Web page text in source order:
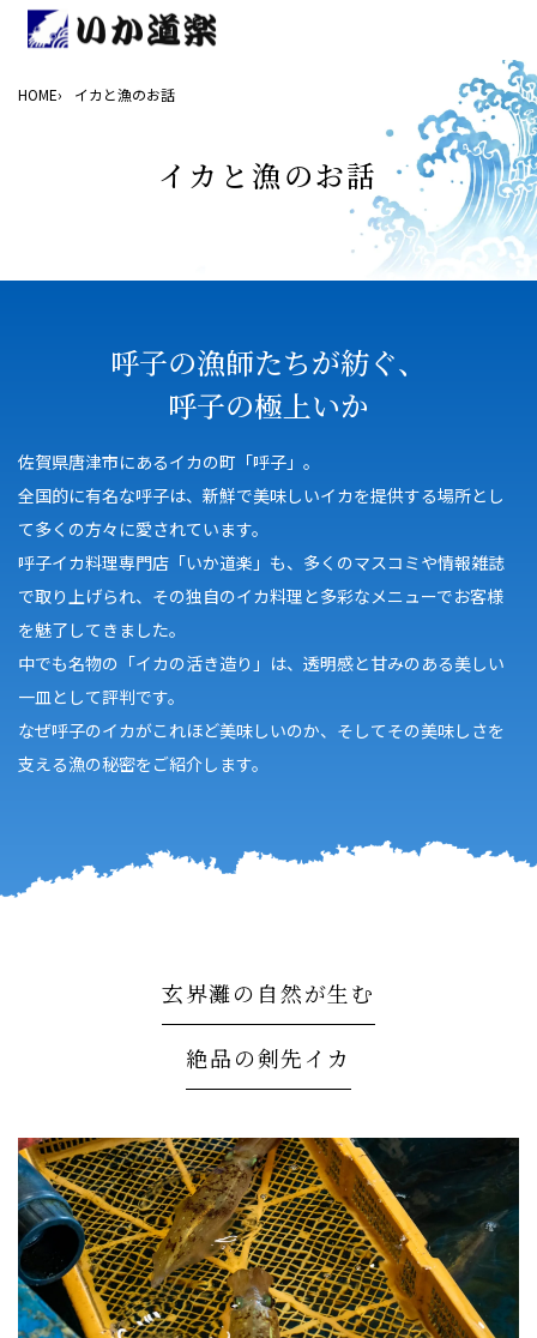
HOME イカと漁のお話
イカと漁のお話
呼子の漁師たちが紡ぐ、
呼子の極上いか
佐賀県唐津市にあるイカの町「呼子」。
全国的に有名な呼子は、新鮮で美味しいイカを提供する場所とし
て多くの方々に愛されています。
呼子イカ料理専門店「いか道楽」も、多くのマスコミや情報雑誌
で取り上げられ、その独自のイカ料理と多彩なメニューでお客様
を魅了してきました。
中でも名物の「イカの活き造り」は、透明感と甘みのある美しい
一皿として評判です。
なぜ呼子のイカがこれほど美味しいのか、そしてその美味しさを
支える漁の秘密をご紹介します。
玄界灘の自然が生む
絶品の剣先イカ